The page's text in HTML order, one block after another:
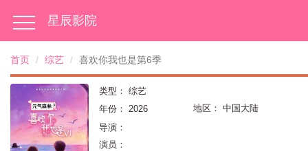
星辰影院
首页 综艺 喜欢你我也是第6季
类型：
综艺
年份：
2026 地区：
中国大陆
导演：
演员：